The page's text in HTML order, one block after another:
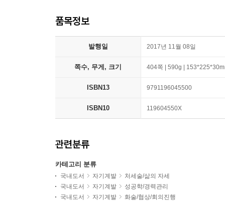
품목정보
발행일 2017년 11월 08일
쪽수, 무게, 크기 404쪽 | 590g |
ISBN13 9791196045500
ISBN10 119604550X
관련분류
카테고리 분류
국내도서 자기계발
처세술/삶의 자세
국내도서
자기계발
성공학/경력관리
국내도서
자기계발 화술/협상/회의진행